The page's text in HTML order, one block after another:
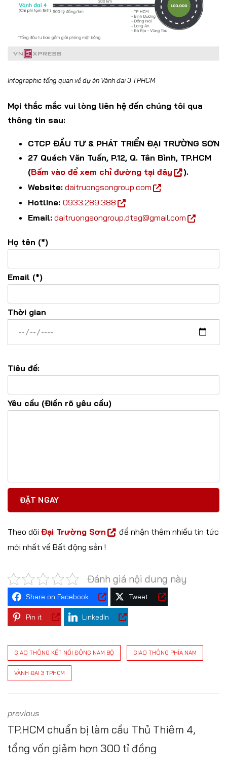
Infographic tổng quan về dự án Vành đai 3 TPHCM
Mọi thắc mắc vui lòng liên hệ đến chúng tôi qua
thông tin sau:
CTCP ĐẦU TƯ & PHÁT TRIỂN ĐẠI TRƯỜNG SƠN
27 Quách Văn Tuấn, P.12, Q. Tân Bình, TP.HCM
(Bấm vào để xem chỉ đường tại đây
).
Website: daitruongsongroup.com
Hotline: 0933.289.388
Email: daitruongsongroup.dtsg@gmail.com
Họ tên (*)
Email (*)
Thời gian
Tiêu đề:
Yêu cầu (Điền rõ yêu cầu)
Theo dõi Đại Trường Sơn
để nhận thêm nhiều tin tức
mới nhất về Bất động sản !
Đánh giá nội dung này
Share on Facebook Tweet
Pin it LinkedIn
GIAO THÔNG KẾT NỐI ĐÔNG NAM BỘ GIAO THÔNG PHÍA NAM
VÀNH ĐAI 3 TPHCM
previous
TP.HCM chuẩn bị làm cầu Thủ Thiêm 4,
tổng vốn giảm hơn 300 tỉ đồng